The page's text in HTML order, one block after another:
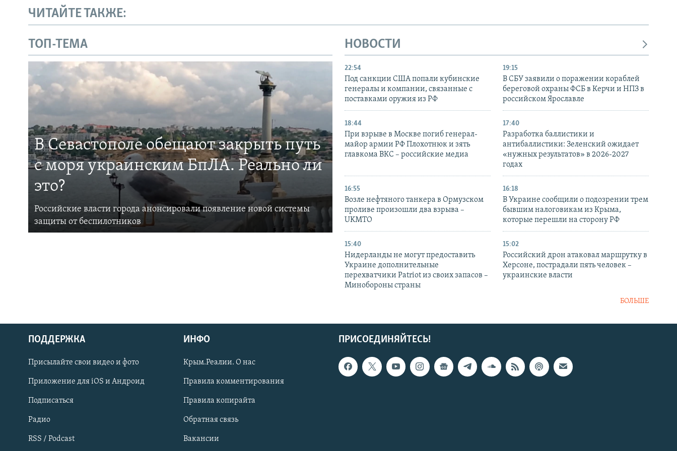
Українською
Qırımtatar
ПРИСОЕДИНЯЙТЕСЬ!
ЧИТАЙТЕ ТАКЖЕ:
ТОП-ТЕМА
В Севастополе обещают закрыть путь
с моря украинским БпЛА. Реально ли
это?
Российские власти города анонсировали появление новой системы
защиты от беспилотников
НОВОСТИ
22:54
Под санкции США попали кубинские
генералы и компании, связанные с
поставками оружия из РФ
19:15
В СБУ заявили о поражении кораблей
береговой охраны ФСБ в Керчи и НПЗ в
российском Ярославле
18:44
При взрыве в Москве погиб генерал-
майор армии РФ Плохотнюк и зять
главкома ВКС – российские медиа
17:40
Разработка баллистики и
антибаллистики: Зеленский ожидает
«нужных результатов» в 2026-2027
годах
16:55
Возле нефтяного танкера в Ормузском
проливе произошли два взрыва –
UKMTO
16:18
В Украине сообщили о подозрении трем
бывшим налоговикам из Крыма,
которые перешли на сторону РФ
15:40
Нидерланды не могут предоставить
Украине дополнительные
перехватчики Patriot из своих запасов –
Минобороны страны
15:02
Российский дрон атаковал маршрутку в
Херсоне, пострадали пять человек –
украинские власти
БОЛЬШЕ
ПРИСОЕДИНЯЙТЕСЬ!
ПОДДЕРЖКА
Присылайте свои видео и фото
Приложение для iOS и Андроид
Подписаться
Радио
RSS / Podcast
ИНФО
Крым.Реалии. О нас
Правила комментирования
Правила копирайта
Обратная связь
Вакансии